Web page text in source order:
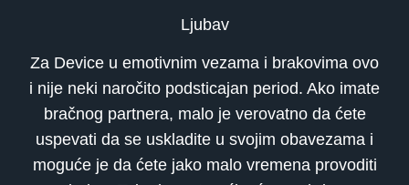
Ljubav
Za Device u emotivnim vezama i brakovima ovo
i nije neki naročito podsticajan period. Ako imate
bračnog partnera, malo je verovatno da ćete
uspevati da se uskladite u svojim obavezama i
moguće je da ćete jako malo vremena provoditi